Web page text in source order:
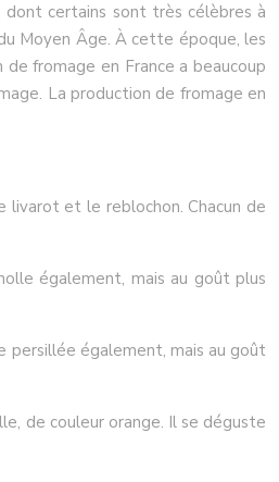
dont certains sont très célèbres à
Moyen Âge. À cette époque, les
fromage en France a beaucoup
La production de fromage en
livarot et le reblochon. Chacun de
également, mais au goût plus
persillée également, mais au goût
de couleur orange. Il se déguste